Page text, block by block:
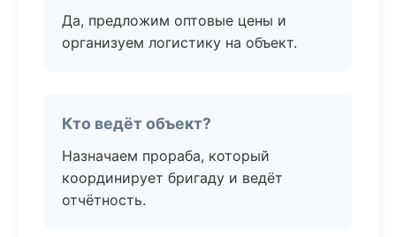
Да, предложим оптовые цены и
организуем логистику на объект.
Кто ведёт объект?
Назначаем прораба, который
координирует бригаду и ведёт
отчётность.